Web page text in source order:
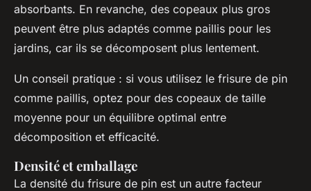
absorbants. En revanche, des copeaux plus gros
peuvent être plus adaptés comme paillis pour les
jardins, car ils se décomposent plus lentement.
Un conseil pratique : si vous utilisez le frisure de pin
comme paillis, optez pour des copeaux de taille
moyenne pour un équilibre optimal entre
décomposition et efficacité.
Densité et emballage
La densité du frisure de pin est un autre facteur